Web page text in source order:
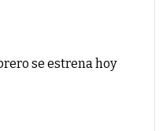
se estrena hoy